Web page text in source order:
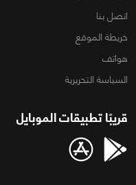
اتصل بنا
خريطة الموقع
هواتف
السياسة التحريرية
قريبًا تطبيقات الموبايل